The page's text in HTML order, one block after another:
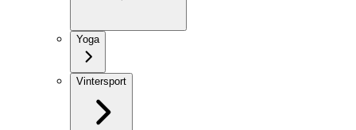
Yoga
Vintersport